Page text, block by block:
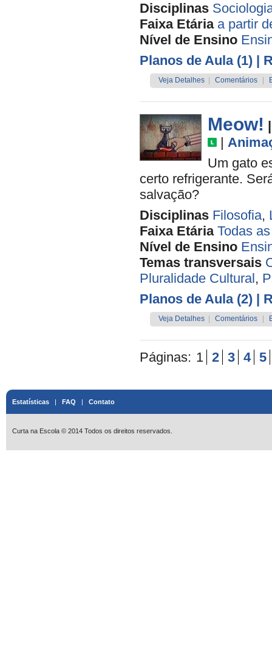
Disciplinas
Faixa Etária a partir
Nível de Ensino
Planos de Aula (1) |
Veja Detalhes Comentários
Meow!
|
Um gato
certo refrigerante.
salvação?
Disciplinas Filosofia,
Faixa Etária Todas
Nível de Ensino
Temas transversais
Pluralidade Cultural,
Planos de Aula (2) |
Veja Detalhes Comentários
Páginas: 1 2 3 4 5
Estatísticas | FAQ | Contato
Curta na Escola © 2014 Todos os direitos reservados.